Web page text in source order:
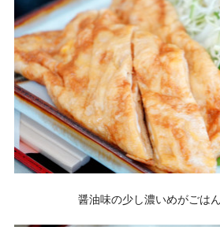
醤油味の少し濃いめがごは